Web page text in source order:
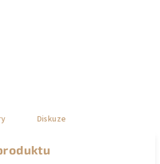
Diskuze